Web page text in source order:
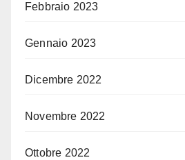
Febbraio 2023
Gennaio 2023
Dicembre 2022
Novembre 2022
Ottobre 2022